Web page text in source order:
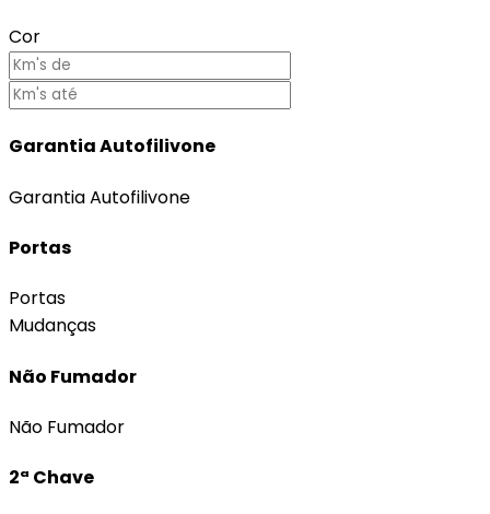
Cor
Garantia Autofilivone
Garantia Autofilivone
Portas
Portas
Mudanças
Não Fumador
Não Fumador
2ª Chave